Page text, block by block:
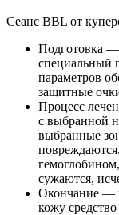
Сеанс BBL от
Подготовка —
специальный
параметров
защитные
Процесс
с выбранной
выбранные
сужаются,
Окончание —
кожу